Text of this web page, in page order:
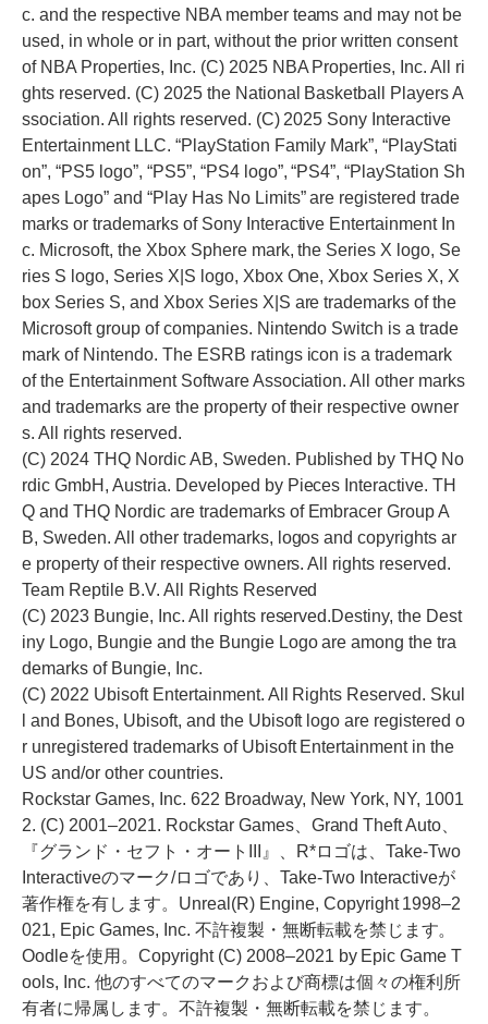
c. and the respective NBA member teams and may not be
used, in whole or in part, without the prior written consent
of NBA Properties, Inc. (C) 2025 NBA Properties, Inc. All ri
ghts reserved. (C) 2025 the National Basketball Players A
ssociation. All rights reserved. (C) 2025 Sony Interactive
Entertainment LLC. “PlayStation Family Mark”, “PlayStati
on”, “PS5 logo”, “PS5”, “PS4 logo”, “PS4”, “PlayStation Sh
apes Logo” and “Play Has No Limits” are registered trade
marks or trademarks of Sony Interactive Entertainment In
c. Microsoft, the Xbox Sphere mark, the Series X logo, Se
ries S logo, Series X|S logo, Xbox One, Xbox Series X, X
box Series S, and Xbox Series X|S are trademarks of the
Microsoft group of companies. Nintendo Switch is a trade
mark of Nintendo. The ESRB ratings icon is a trademark
of the Entertainment Software Association. All other marks
and trademarks are the property of their respective owner
s. All rights reserved.
(C) 2024 THQ Nordic AB, Sweden. Published by THQ No
rdic GmbH, Austria. Developed by Pieces Interactive. TH
Q and THQ Nordic are trademarks of Embracer Group A
B, Sweden. All other trademarks, logos and copyrights ar
e property of their respective owners. All rights reserved.
Team Reptile B.V. All Rights Reserved
(C) 2023 Bungie, Inc. All rights reserved.Destiny, the Dest
iny Logo, Bungie and the Bungie Logo are among the tra
demarks of Bungie, Inc.
(C) 2022 Ubisoft Entertainment. All Rights Reserved. Skul
l and Bones, Ubisoft, and the Ubisoft logo are registered o
r unregistered trademarks of Ubisoft Entertainment in the
US and/or other countries.
Rockstar Games, Inc. 622 Broadway, New York, NY, 1001
2. (C) 2001–2021. Rockstar Games、Grand Theft Auto、
『グランド・セフト・オートIII』、R*ロゴは、Take-Two
Interactiveのマーク/ロゴであり、Take-Two Interactiveが
著作権を有します。Unreal(R) Engine, Copyright 1998–2
021, Epic Games, Inc. 不許複製・無断転載を禁じます。
Oodleを使用。Copyright (C) 2008–2021 by Epic Game T
ools, Inc. 他のすべてのマークおよび商標は個々の権利所
有者に帰属します。不許複製・無断転載を禁じます。